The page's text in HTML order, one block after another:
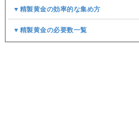
▼精製黄金の効率的な集め方
▼精製黄金の必要数一覧